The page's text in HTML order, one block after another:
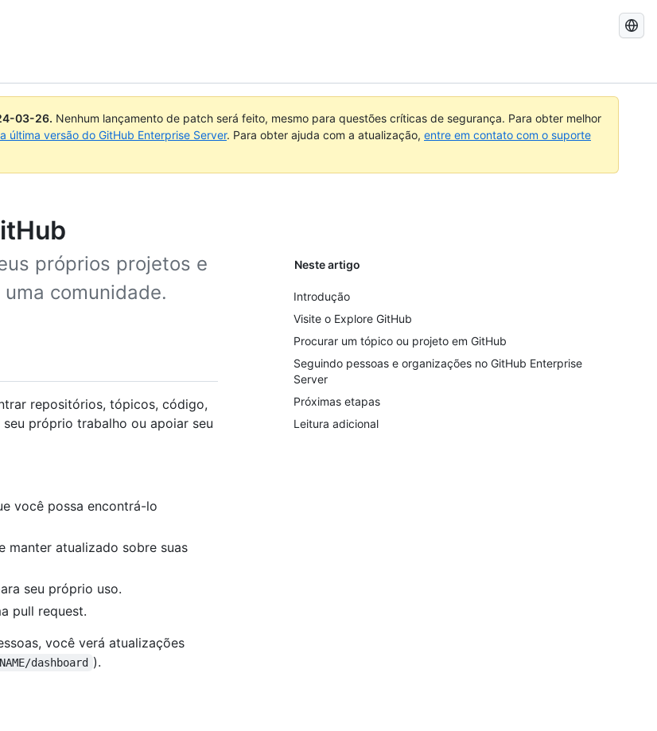
Pesquisar
03-26. Nenhum lançamento de patch será feito, mesmo para questões críticas de segurança. Para obter melhor
última versão do GitHub Enterprise Server. Para obter ajuda com a atualização, entre em contato com o suporte
próprios projetos e
comunidade.
Neste artigo
Introdução
Visite o Explore GitHub
Procurar um tópico ou projeto em GitHub
Seguindo pessoas e organizações no GitHub Enterprise
Server
Próximas etapas
Leitura adicional
repositórios, tópicos, código,
próprio trabalho ou apoiar seu
você possa encontrá-lo
manter atualizado sobre suas
seu próprio uso.
pull request.
você verá atualizações
dashboard ).